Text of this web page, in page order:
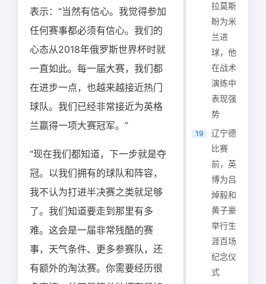
表示：“当然有信心。我觉得参加
任何赛事都必须有信心。我们的
心态从2018年俄罗斯世界杯时就
一直如此。每一届大赛，我们都
在进步一点，也越来越接近热门
球队。我们已经非常接近为英格
兰赢得一项大赛冠军。”
“现在我们都知道，下一步就是夺
冠。以我们拥有的球队和阵容，
我不认为打进半决赛之类就足够
了。我们知道要走到那里有多
难。这会是一届非常残酷的赛
事，天气条件、更多参赛队，还
有额外的淘汰赛。你需要经历很
拉莫斯
盼为米
兰进
球，他
在战术
演练中
表现强
势
19
辽宁德
比赛
前，英
博为吕
焯毅和
黄子豪
举行生
涯百场
纪念仪
式